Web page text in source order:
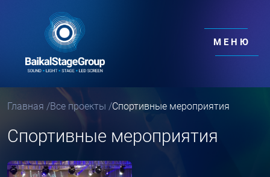
МЕНЮ
Главная /Все проекты /Спортивные мероприятия
Спортивные мероприятия